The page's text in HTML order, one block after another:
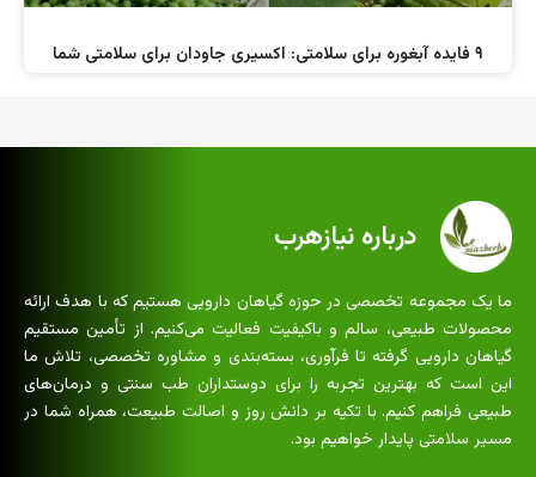
۹ فایده آبغوره برای سلامتی: اکسیری جاودان برای سلامتی شما
درباره نیازهرب
ما یک مجموعه تخصصی در حوزه گیاهان دارویی هستیم که با هدف ارائه
محصولات طبیعی، سالم و باکیفیت فعالیت می‌کنیم. از تأمین مستقیم
گیاهان دارویی گرفته تا فرآوری، بسته‌بندی و مشاوره تخصصی، تلاش ما
این است که بهترین تجربه را برای دوستداران طب سنتی و درمان‌های
طبیعی فراهم کنیم. با تکیه بر دانش روز و اصالت طبیعت، همراه شما در
مسیر سلامتی پایدار خواهیم بود.